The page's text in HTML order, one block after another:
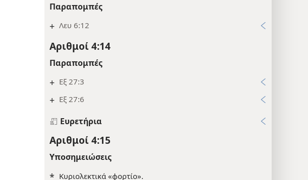
Παραπομπές
+ Λευ 6:12
Αριθμοί 4:14
Παραπομπές
+ Εξ 27:3
+ Εξ 27:6
Ευρετήρια
Αριθμοί 4:15
Υποσημειώσεις
* Κυριολεκτικά «φορτίο».